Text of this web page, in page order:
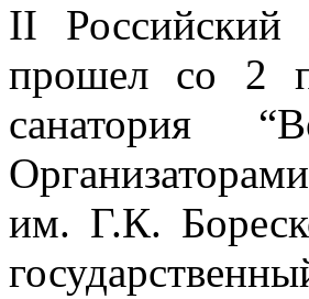
II Российский
прошел со 2
санатория
им. Г.К.